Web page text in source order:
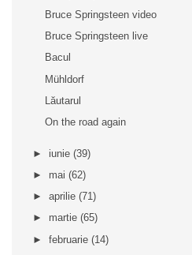
Bruce Springsteen video
Bruce Springsteen live
Bacul
Mühldorf
Lăutarul
On the road again
► iunie (39)
► mai (62)
► aprilie (71)
► martie (65)
► februarie (14)